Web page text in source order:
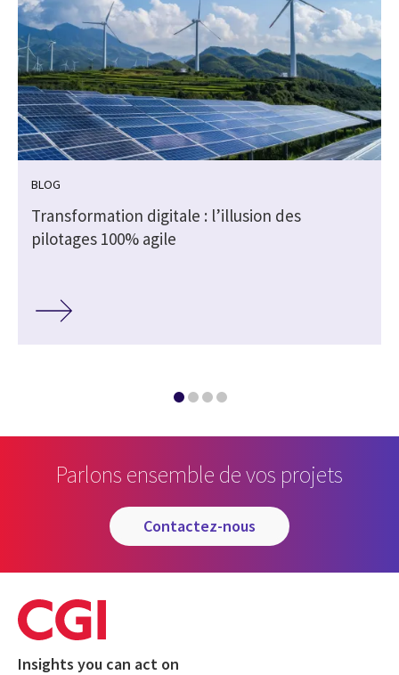
BLOG
Transformation digitale : l’illusion des
pilotages 100% agile
Parlons ensemble de vos projets
contactez-nous
Insights you can act on